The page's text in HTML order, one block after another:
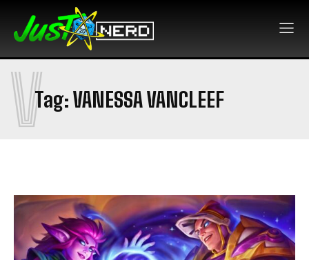
Tag:VANESSA VANCLEEF
V